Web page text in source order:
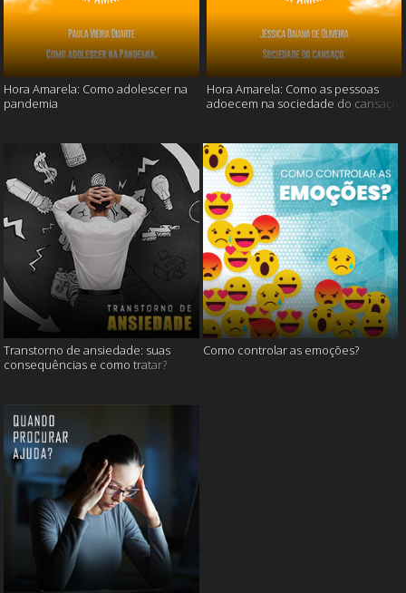
Hora Amarela: Como adolescer na
pandemia
Hora Amarela: Como as pessoas
adoecem na sociedade do cansaço
Transtorno de ansiedade: suas
consequências e como tratar?
Como controlar as emoções?